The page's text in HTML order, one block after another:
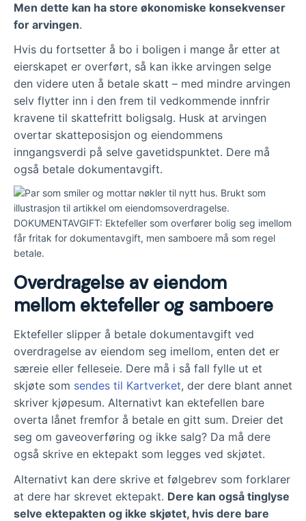
Men dette kan ha store økonomiske konsekvenser
for arvingen.
Hvis du fortsetter å bo i boligen i mange år etter at
eierskapet er overført, så kan ikke arvingen selge
den videre uten å betale skatt – med mindre arvingen
selv flytter inn i den frem til vedkommende innfrir
kravene til skattefritt boligsalg. Husk at arvingen
overtar skatteposisjon og eiendommens
inngangsverdi på selve gavetidspunktet. Dere må
også betale dokumentavgift.
DOKUMENTAVGIFT: Ektefeller som overfører bolig seg imellom
får fritak for dokumentavgift, men samboere må som regel
betale.
Overdragelse av eiendom
mellom ektefeller og samboere
Ektefeller slipper å betale dokumentavgift ved
overdragelse av eiendom seg imellom, enten det er
særeie eller felleseie. Dere må i så fall fylle ut et
skjøte som sendes til Kartverket, der dere blant annet
skriver kjøpesum. Alternativt kan ektefellen bare
overta lånet fremfor å betale en gitt sum. Dreier det
seg om gaveoverføring og ikke salg? Da må dere
også skrive en ektepakt som legges ved skjøtet.
Alternativt kan dere skrive et følgebrev som forklarer
at dere har skrevet ektepakt. Dere kan også tinglyse
selve ektepakten og ikke skjøtet, hvis dere bare